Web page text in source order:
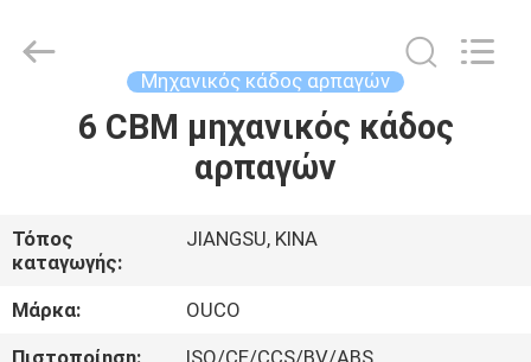
ΣΠΊΤΙ
ΒΊΝΤΕΟ
ΕΜΦΆΝΙΣΗ
GROUP
Μηχανικός κάδος αρπαγών
6 CBM μηχανικός κάδος
αρπαγών
Τόπος
καταγωγής:
JIANGSU, ΚΙΝΑ
Μάρκα:
OUCO